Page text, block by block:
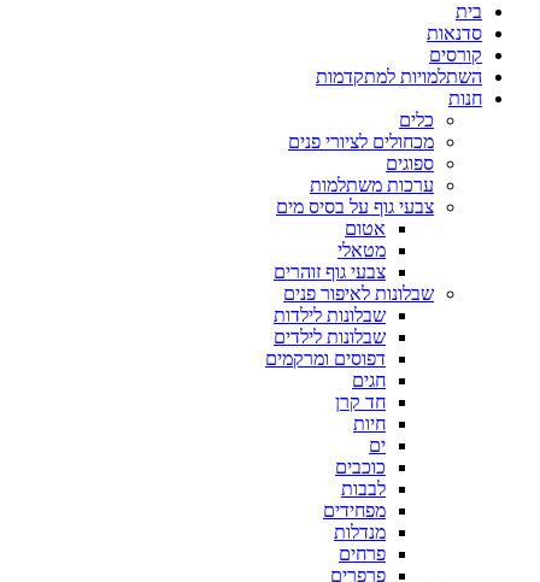
בית
סדנאות
קורסים
השתלמויות למתקדמות
חנות
כלים
מכחולים לציורי פנים
ספוגים
ערכות משתלמות
צבעי גוף על בסיס מים
אטום
מטאלי
צבעי גוף זוהרים
שבלונות לאיפור פנים
שבלונות לילדות
שבלונות לילדים
דפוסים ומרקמים
חגים
חד קרן
חיות
ים
כוכבים
לבבות
מפחידים
מנדלות
פרחים
פרפרים